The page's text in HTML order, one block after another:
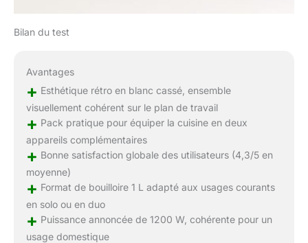
Bilan du test
Avantages
+ Esthétique rétro en blanc cassé, ensemble
visuellement cohérent sur le plan de travail
+ Pack pratique pour équiper la cuisine en deux
appareils complémentaires
+ Bonne satisfaction globale des utilisateurs (4,3/5 en
moyenne)
+ Format de bouilloire 1 L adapté aux usages courants
en solo ou en duo
+ Puissance annoncée de 1200 W, cohérente pour un
usage domestique